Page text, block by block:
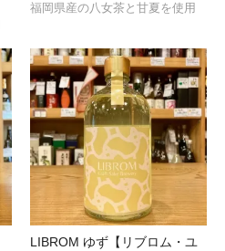
福岡県産の八女茶と甘夏を使用
LIBROM ゆず【リブロム・ユ